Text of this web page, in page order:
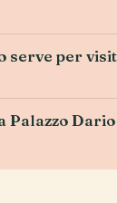
serve per
Palazzo